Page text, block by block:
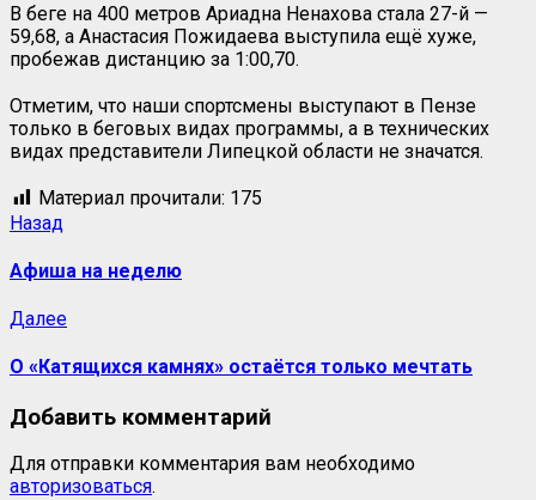
В беге на 400 метров Ариадна Ненахова стала 27-й —
59,68, а Анастасия Пожидаева выступила ещё хуже,
пробежав дистанцию за 1:00,70.
Отметим, что наши спортсмены выступают в Пензе
только в беговых видах программы, а в технических
видах представители Липецкой области не значатся.
Материал прочитали: 175
Навигация
записи
Назад
Афиша на неделю
ДалееСледующая
О «Катящихся камнях» остаётся только мечтать
Добавить комментарий
Для отправки комментария вам необходимо
авторизоваться.